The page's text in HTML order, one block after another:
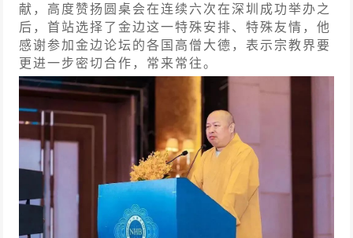
献，高度赞扬圆桌会在连续六次在深圳成功举办之
后，首站选择了金边这一特殊安排、特殊友情，他
感谢参加金边论坛的各国高僧大德，表示宗教界要
更进一步密切合作，常来常往。